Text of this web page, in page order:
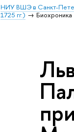
НИУ ВШЭ в Санкт-
1725 гг.)
Биохроника